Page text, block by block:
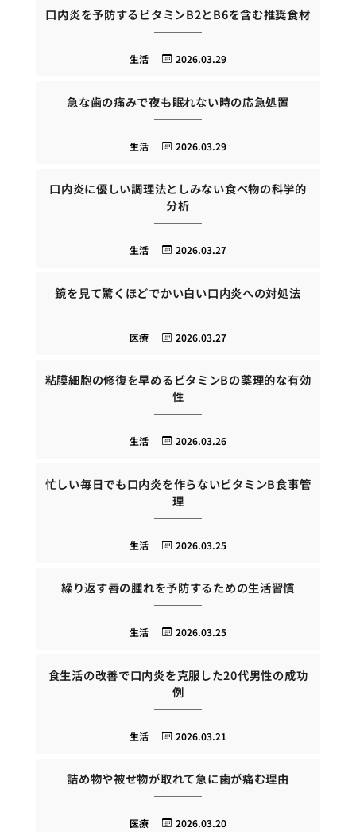
口内炎を予防するビタミンB2とB6を含む推奨食材
2026.03.29
生活
急な歯の痛みで夜も眠れない時の応急処置
2026.03.29
生活
口内炎に優しい調理法としみない食べ物の科学的
分析
2026.03.27
生活
鏡を見て驚くほどでかい白い口内炎への対処法
2026.03.27
医療
粘膜細胞の修復を早めるビタミンBの薬理的な有効
性
2026.03.26
生活
忙しい毎日でも口内炎を作らないビタミンB食事管
理
2026.03.25
生活
繰り返す唇の腫れを予防するための生活習慣
2026.03.25
生活
食生活の改善で口内炎を克服した20代男性の成功
例
2026.03.21
生活
詰め物や被せ物が取れて急に歯が痛む理由
2026.03.20
医療